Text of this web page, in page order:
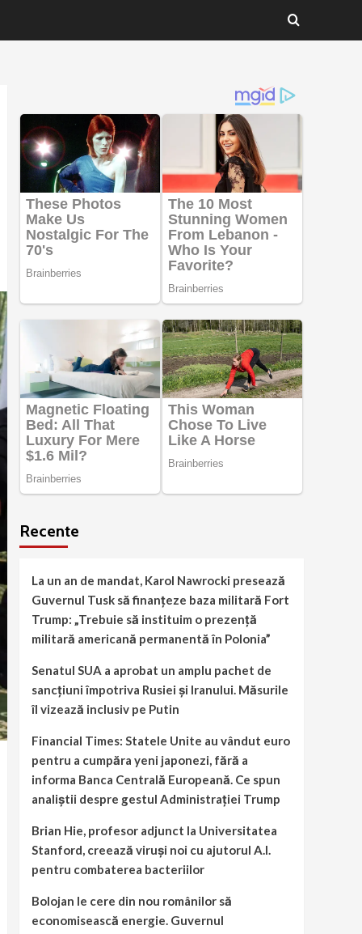
Recente
La un an de mandat, Karol Nawrocki presează
Guvernul Tusk să finanțeze baza militară Fort
Trump: „Trebuie să instituim o prezență
militară americană permanentă în Polonia”
Senatul SUA a aprobat un amplu pachet de
sancțiuni împotriva Rusiei și Iranului. Măsurile
îl vizează inclusiv pe Putin
Financial Times: Statele Unite au vândut euro
pentru a cumpăra yeni japonezi, fără a
informa Banca Centrală Europeană. Ce spun
analiștii despre gestul Administrației Trump
Brian Hie, profesor adjunct la Universitatea
Stanford, creează viruși noi cu ajutorul A.I.
pentru combaterea bacteriilor
Bolojan le cere din nou românilor să
economisească energie. Guvernul